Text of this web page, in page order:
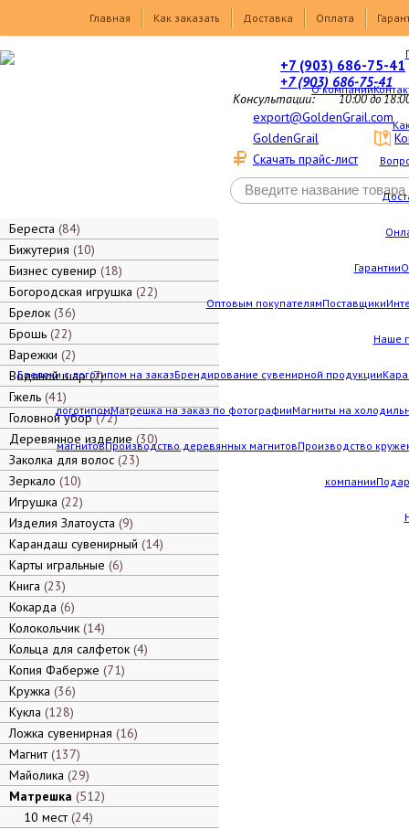
Главная
Как заказать Доставка Оплата
О компании
Гарантии
Оптовым покупателямПоставщики
Наше
Брелоки с логотипом на заказБрендирование сувенирной продукции
логотипомМатрешка на заказ по фотографииМагниты на
магнитовПроизводство деревянных магнитовПроизводство
компании
+7 (903) 686-75-41
+7 (903) 686-75-41
Консультации: 10:00 до
export@GoldenGrail.com
GoldenGrail
Скачать прайс-лист
Береста 84
Бижутерия 10
Бизнес сувенир 18
Богородская игрушка 22
Брелок 36
Брошь 22
Варежки 2
Водяной шар 7
Гжель 41
Головной убор 72
Деревянное изделие 30
Заколка для волос 23
Зеркало 10
Игрушка 22
Изделия Златоуста 9
Карандаш сувенирный 14
Карты игральные 6
Книга 23
Кокарда 6
Колокольчик 14
Кольца для салфеток 4
Копия Фаберже 71
Кружка 36
Кукла 128
Ложка сувенирная 16
Магнит 137
Майолика 29
Матрешка 512
10 мест 24